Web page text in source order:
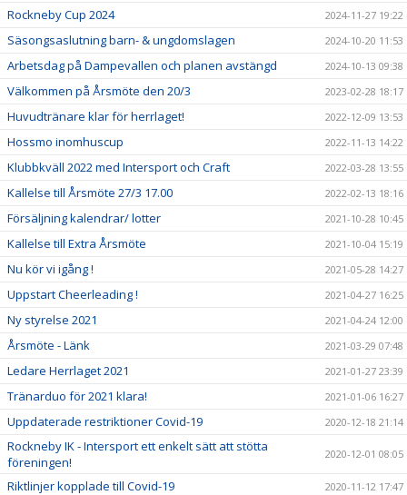
Rockneby Cup 2024 2024-11-27 19:22
Säsongsaslutning barn- & ungdomslagen 2024-10-20 11:53
Arbetsdag på Dampevallen och planen avstängd 2024-10-13 09:38
Välkommen på Årsmöte den 20/3 2023-02-28 18:17
Huvudtränare klar för herrlaget! 2022-12-09 13:53
Hossmo inomhuscup 2022-11-13 14:22
Klubbkväll 2022 med Intersport och Craft 2022-03-28 13:55
Kallelse till Årsmöte 27/3 17.00 2022-02-13 18:16
Försäljning kalendrar/ lotter 2021-10-28 10:45
Kallelse till Extra Årsmöte 2021-10-04 15:19
Nu kör vi igång ! 2021-05-28 14:27
Uppstart Cheerleading ! 2021-04-27 16:25
Ny styrelse 2021 2021-04-24 12:00
Årsmöte - Länk 2021-03-29 07:48
Ledare Herrlaget 2021 2021-01-27 23:39
Tränarduo för 2021 klara! 2021-01-06 16:27
Uppdaterade restriktioner Covid-19 2020-12-18 21:14
Rockneby IK - Intersport ett enkelt sätt att stötta
föreningen!
2020-12-01 08:05
Riktlinjer kopplade till Covid-19 2020-11-12 17:47